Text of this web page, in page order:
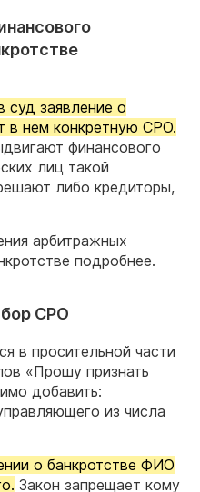
суд заявление о
в нем конкретную СРО.
финансового
лиц такой
либо кредиторы,
арбитражных
подробнее.
СРО
в просительной части
«Прошу признать
добавить:
из числа
о банкротстве ФИО
Закон запрещает кому